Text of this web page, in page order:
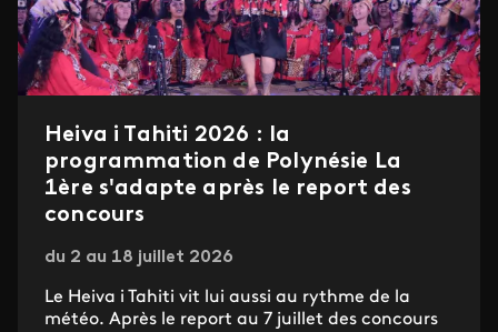
Heiva i Tahiti 2026 : la
programmation de Polynésie La
1ère s'adapte après le report des
concours
du 2 au 18 juillet 2026
Le Heiva i Tahiti vit lui aussi au rythme de la
météo. Après le report au 7 juillet des concours